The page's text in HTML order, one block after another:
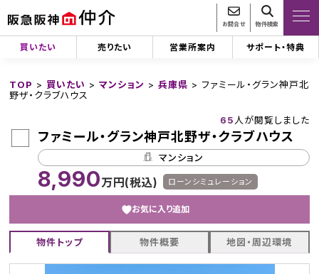
お問合せ 物件検索
買いたい 売りたい 営業所案内 サポート・特典
TOP > 買いたい >マンション >兵庫県 >ファミール・グラン神戸北
野ザ・クラブハウス
65 人が閲覧しました
ファミール・グラン神戸北野ザ・クラブハウス
マンション
8,990万円(税込) ローンシミュレーション
お気に入り追加
物件トップ 物件概要 地図・周辺環境